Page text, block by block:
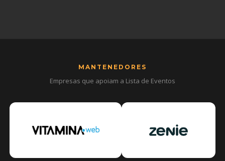
MANTENEDORES
Empresas que apoiam a Lista de Eventos